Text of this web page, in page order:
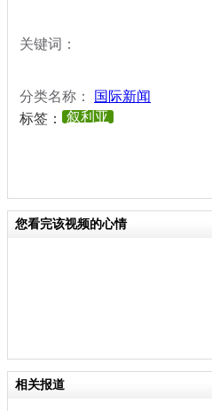
关键词：
分类名称：
国际新闻
标签：
叙利亚
您看完该视频的心情
相关报道